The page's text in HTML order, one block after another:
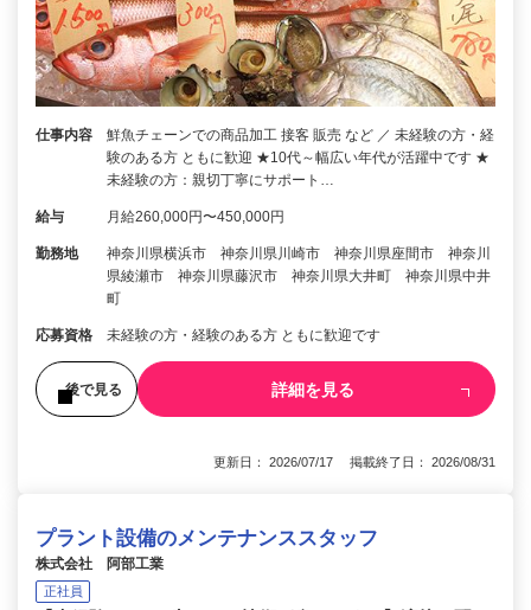
仕事内容
鮮魚チェーンでの商品加工 接客 販売 など ／ 未経験の方・経
験のある方 ともに歓迎 ★10代～幅広い年代が活躍中です ★
未経験の方：親切丁寧にサポート…
給与 月給260,000円〜450,000円
勤務地
神奈川県横浜市 神奈川県川崎市 神奈川県座間市 神奈川
県綾瀬市 神奈川県藤沢市 神奈川県大井町 神奈川県中井
町
応募資格 未経験の方・経験のある方 ともに歓迎です
後で見る 詳細を見る
更新日： 2026/07/17 掲載終了日： 2026/08/31
プラント設備のメンテナンススタッフ
株式会社 阿部工業
正社員